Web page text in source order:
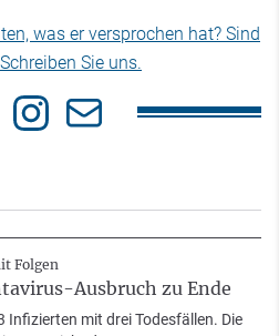
was er versprochen hat? Sind
Sie uns.
Folgen
Ausbruch zu Ende
Infizierten mit drei Todesfällen. Die